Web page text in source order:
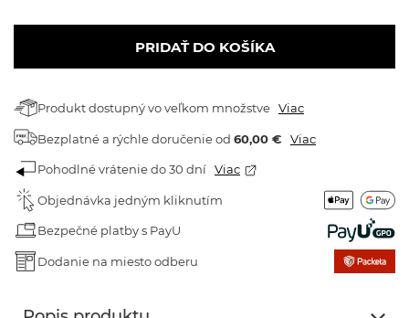
PRIDAŤ DO KOŠÍKA
Produkt dostupný vo veľkom množstve Viac
Bezplatné a rýchle doručenieod 60,00 € Viac
Pohodlné vrátenie do 30 dní Viac
Objednávka jedným kliknutím
Bezpečné platby s PayU
Dodanie na miesto odberu